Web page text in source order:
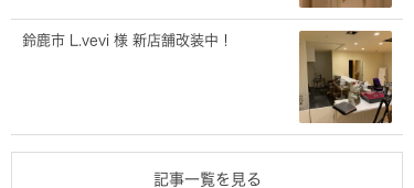
鈴鹿市 L.vevi 様 新店舗改装中！
記事一覧を見る